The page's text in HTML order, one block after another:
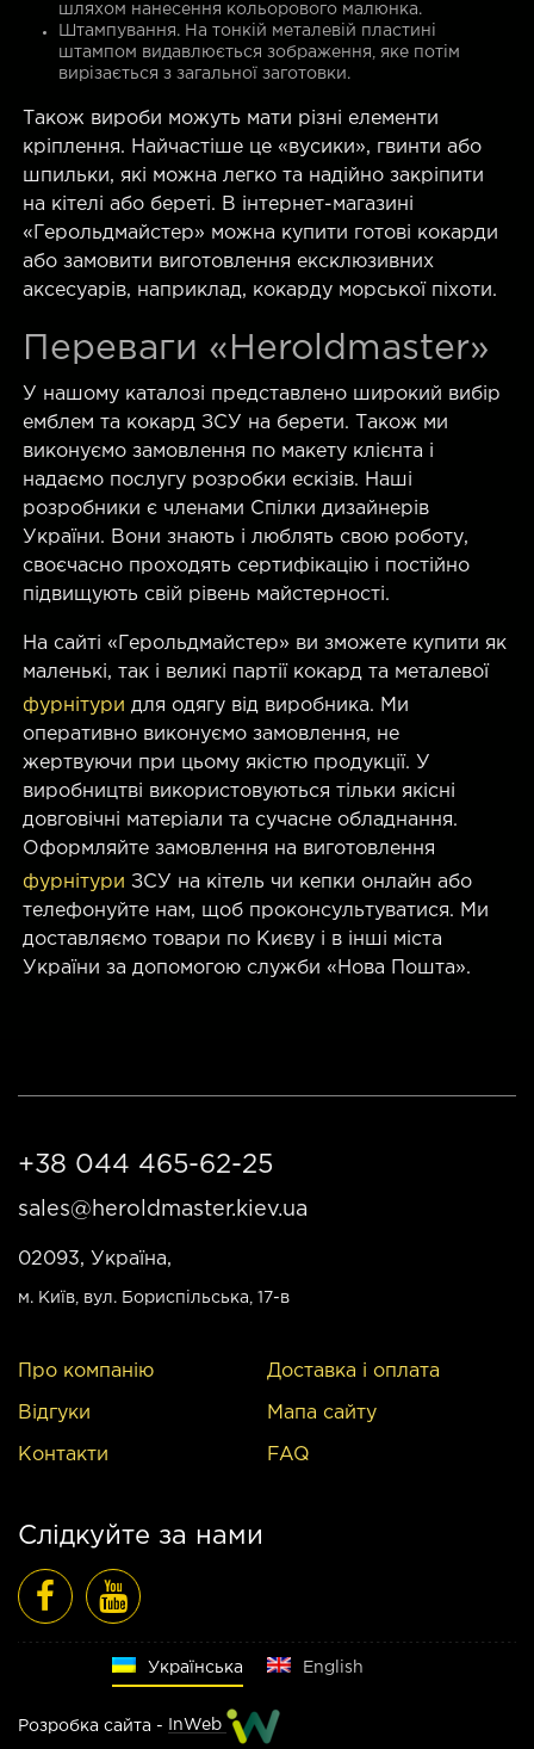
шляхом нанесення кольорового малюнка.
Штампування. На тонкій металевій пластині
штампом видавлюється зображення, яке потім
вирізається з загальної заготовки.
Також вироби можуть мати різні елементи
кріплення. Найчастіше це «вусики», гвинти або
шпильки, які можна легко та надійно закріпити
на кітелі або береті. В інтернет-магазині
«Герольдмайстер» можна купити готові кокарди
або замовити виготовлення ексклюзивних
аксесуарів, наприклад, кокарду морської піхоти.
Переваги «Heroldmaster»
У нашому каталозі представлено широкий вибір
емблем та кокард ЗСУ на берети. Також ми
виконуємо замовлення по макету клієнта і
надаємо послугу розробки ескізів. Наші
розробники є членами Спілки дизайнерів
України. Вони знають і люблять свою роботу,
своєчасно проходять сертифікацію і постійно
підвищують свій рівень майстерності.
На сайті «Герольдмайстер» ви зможете купити як
маленькі, так і великі партії кокард та металевої
фурнітури для одягу від виробника. Ми
оперативно виконуємо замовлення, не
жертвуючи при цьому якістю продукції. У
виробництві використовуються тільки якісні
довговічні матеріали та сучасне обладнання.
Оформляйте замовлення на виготовлення
фурнітури ЗСУ на кітель чи кепки онлайн або
телефонуйте нам, щоб проконсультуватися. Ми
доставляємо товари по Києву і в інші міста
України за допомогою служби «Нова Пошта».
+38 044 465-62-25
sales@heroldmaster.kiev.ua
02093, Україна,
м. Київ , вул. Бориспільська, 17-в
Про компанію
Відгуки
Контакти
Доставка і оплата
Мапа сайту
FAQ
Слідкуйте за нами
Українська English
Розробка сайта - InWeb